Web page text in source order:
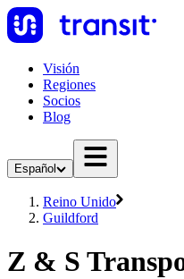
Visión
Regiones
Socios
Blog
Español
Reino Unido
Guildford
Z & S